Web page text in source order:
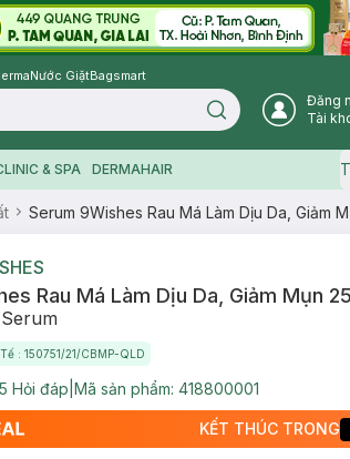
Nước GiặtBagsmart
Search icon
Đăng
Tài
& SPA DERMAHAIR
Serum 9Wishes Rau Má Làm Dịu Da, Giảm
Rau Má Làm Dịu Da, Giảm Mụn
: 150751/21/CBMP-QLD
Hỏi đáp Mã sản phẩm: 418800001
KẾT THÚC TRONG